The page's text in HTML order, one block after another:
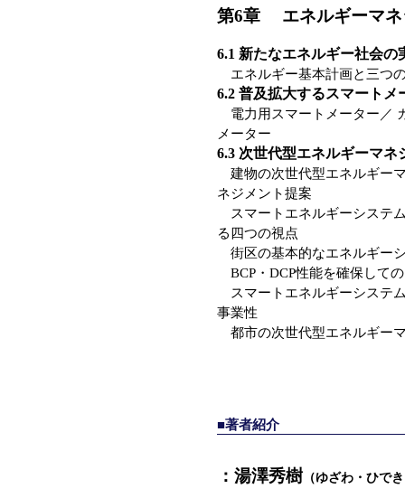
第6章 エネルギーマネ
6.1 新たなエネルギー社会の
エネルギー基本計画と三つ
6.2 普及拡大するスマートメ
電力用スマートメーター／
メーター
6.3 次世代型エネルギーマネ
建物の次世代型エネルギー
ネジメント提案
スマートエネルギーシステ
る四つの視点
街区の基本的なエネルギー
BCP・DCP性能を確保して
スマートエネルギーシステ
事業性
都市の次世代型エネルギー
■著者紹介
：湯澤秀樹 （ゆざわ・ひで